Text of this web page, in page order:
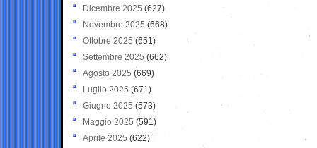
Dicembre 2025 (627)
Novembre 2025 (668)
Ottobre 2025 (651)
Settembre 2025 (662)
Agosto 2025 (669)
Luglio 2025 (671)
Giugno 2025 (573)
Maggio 2025 (591)
Aprile 2025 (622)